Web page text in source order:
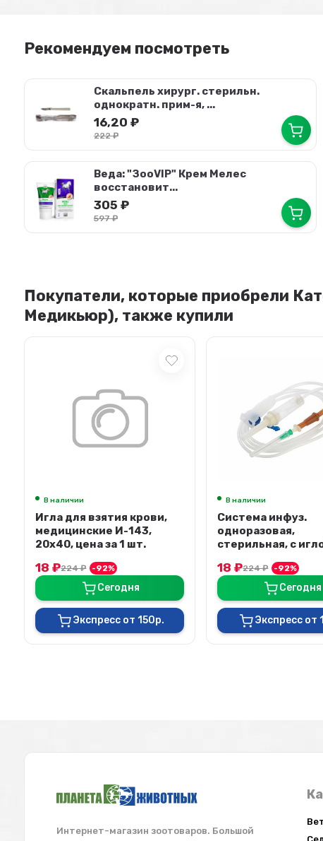
Рекомендуем посмотреть
Скальпель хирург. стерильн.
однократн. прим-я, ...
16,20 ₽
222₽
Веда: "ЗооVIP" Крем Мелес
восстановит...
305 ₽
597₽
Покупатели, которые приобрели
Медикьюр), также купили
В наличии
Система инфуз.
одноразовая,
стерильная, с иглой
18₽224₽ -92%
Сегодня
Экспресс от 150р.
В наличии
Доброзверики
для животных
150 шт./уп, цена за
17,50₽223₽ -92%
Сегодня
Экспресс от
Интернет-магазин зоотоваров. Большой